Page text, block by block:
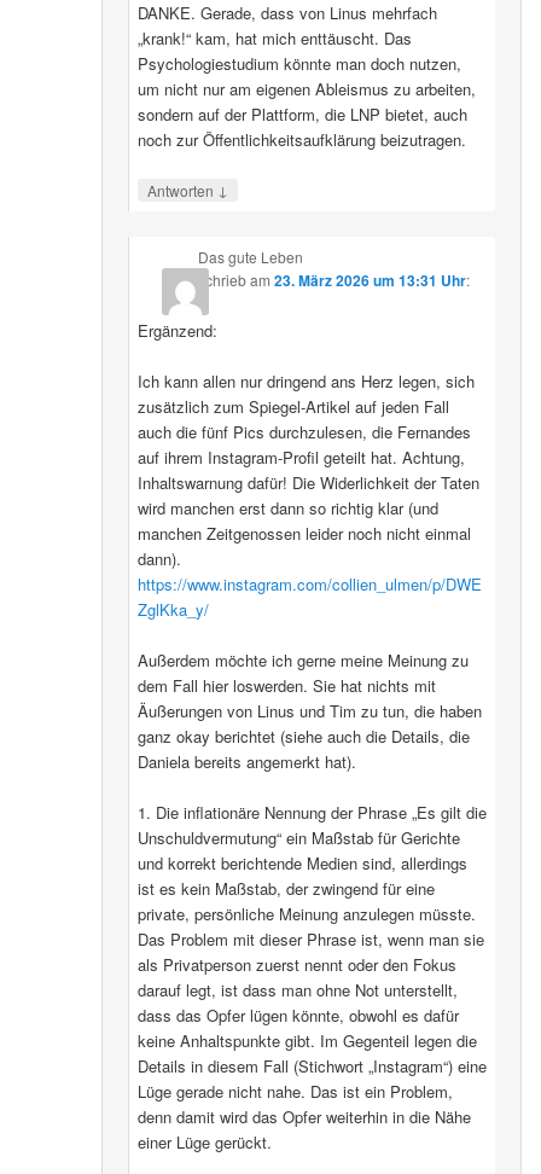
DANKE. Gerade, dass von Linus mehrfach
„krank!“ kam, hat mich enttäuscht. Das
Psychologiestudium könnte man doch nutzen,
um nicht nur am eigenen Ableismus zu arbeiten,
sondern auf der Plattform, die LNP bietet, auch
noch zur Öffentlichkeitsaufklärung beizutragen.
Antworten ↓
Das gute Leben
schriebam 23. März 2026 um 13:31 Uhr:
Ergänzend:
Ich kann allen nur dringend ans Herz legen, sich
zusätzlich zum Spiegel-Artikel auf jeden Fall
auch die fünf Pics durchzulesen, die Fernandes
auf ihrem Instagram-Profil geteilt hat. Achtung,
Inhaltswarnung dafür! Die Widerlichkeit der Taten
wird manchen erst dann so richtig klar (und
manchen Zeitgenossen leider noch nicht einmal
dann).
https://www.instagram.com/collien_ulmen/p/DWE
ZglKka_y/
Außerdem möchte ich gerne meine Meinung zu
dem Fall hier loswerden. Sie hat nichts mit
Äußerungen von Linus und Tim zu tun, die haben
ganz okay berichtet (siehe auch die Details, die
Daniela bereits angemerkt hat).
1. Die inflationäre Nennung der Phrase „Es gilt die
Unschuldvermutung“ ein Maßstab für Gerichte
und korrekt berichtende Medien sind, allerdings
ist es kein Maßstab, der zwingend für eine
private, persönliche Meinung anzulegen müsste.
Das Problem mit dieser Phrase ist, wenn man sie
als Privatperson zuerst nennt oder den Fokus
darauf legt, ist dass man ohne Not unterstellt,
dass das Opfer lügen könnte, obwohl es dafür
keine Anhaltspunkte gibt. Im Gegenteil legen die
Details in diesem Fall (Stichwort „Instagram“) eine
Lüge gerade nicht nahe. Das ist ein Problem,
denn damit wird das Opfer weiterhin in die Nähe
einer Lüge gerückt.